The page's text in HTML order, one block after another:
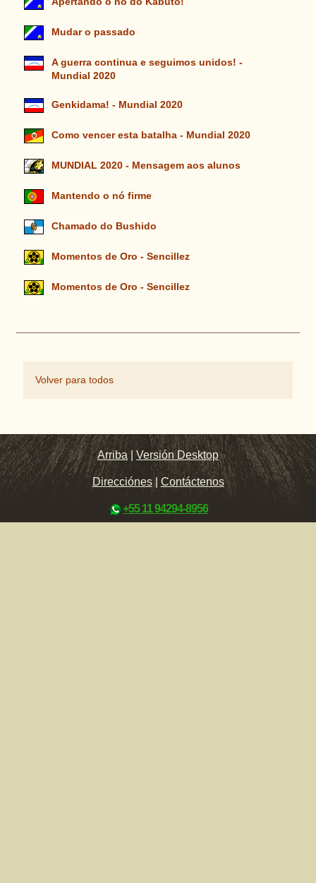
Mudar o passado
A guerra continua e seguimos unidos! -
Mundial 2020
Genkidama! - Mundial 2020
Como vencer esta batalha - Mundial 2020
MUNDIAL 2020 - Mensagem aos alunos
Mantendo o nó firme
Chamado do Bushido
Momentos de Oro - Sencillez
Momentos de Oro - Sencillez
Volver para todos
Arriba |Versión Desktop
Direcciónes| Contáctenos
+55 11 94294-8956